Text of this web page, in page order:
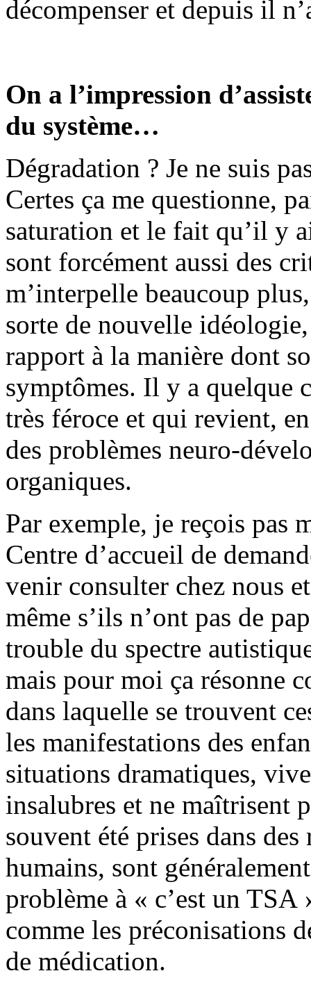
décompenser et depuis il
On a l’impression
du système…
Dégradation ? Je ne suis
Certes ça me questionne,
saturation et le fait qu’il y
sont forcément aussi des
m’inter­pelle beaucoup
sorte de nouvelle
rapport à la manière dont
symptômes. Il y a quelque
très féroce et qui revient,
des problèmes neuro-
organiques.
Par exemple, je reçois pas
Centre d’accueil de
venir consulter chez nous
même s’ils n’ont pas de
trouble du spectre
mais pour moi ça résonne
dans laquelle se trouvent
les manifestations des
situations dramatiques,
insalubres et ne maîtrisent
souvent été prises dans
humains, sont
problème à « c’est un
comme les préconisations
de médication.